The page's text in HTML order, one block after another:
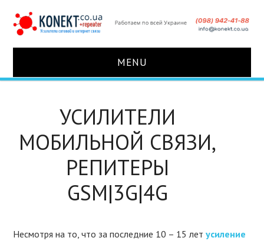
MENU
КОМПЛЕКТЫ ДЛЯ УСИЛЕНИЯ
УСИЛИТЕЛИ
УСИЛИТЕЛИ
МОБИЛЬНОЙ СВЯЗИ,
РЕПИТЕРЫ
GSM|3G|4G
Несмотря на то, что за последние 10 – 15 летусиление